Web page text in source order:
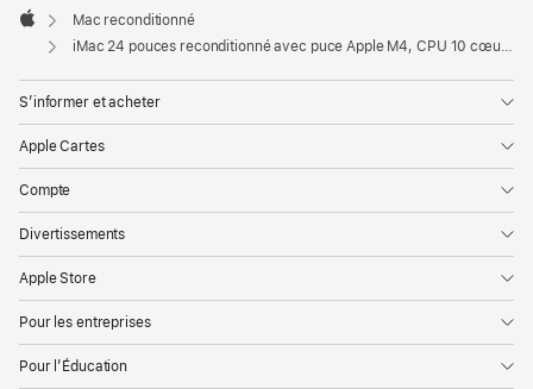
Apple
Mac reconditionné
iMac 24 pouces reconditionné avec puce Apple M4, CPU 10 cœurs et GPU 10 cœurs, Gigabit Ethernet - Bleu
S’informer et acheter
Apple Cartes
Compte
Divertissements
Apple Store
Pour les entreprises
Pour l’Éducation